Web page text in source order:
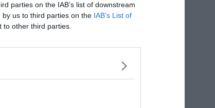
parties on the IAB’s list of downstream
us to third parties on the IAB’s List of
other third parties.
roma
grosseto